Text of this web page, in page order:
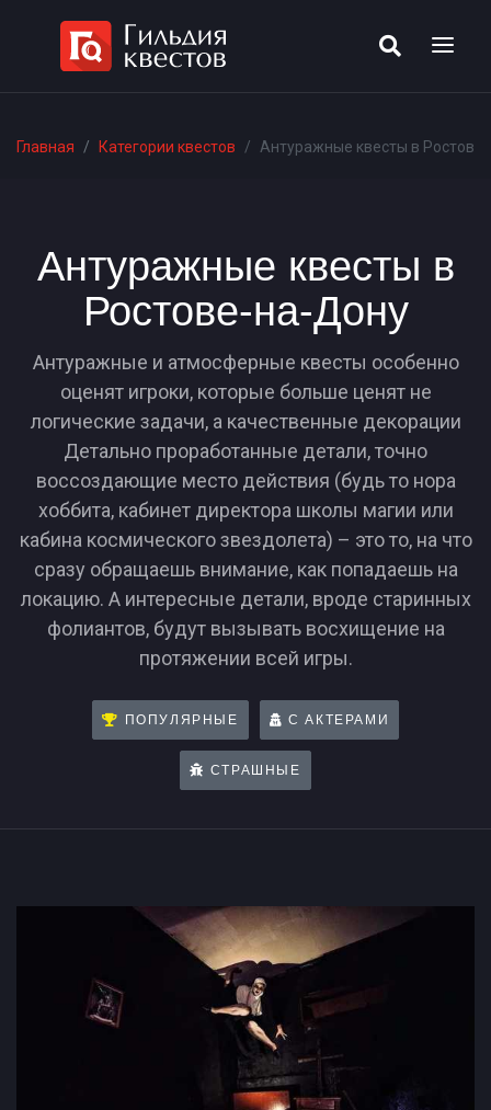
Главная Категории квестов Антуражные квесты в
Антуражные квесты в
Ростове-на-Дону
Антуражные и атмосферные квесты особенно
оценят игроки, которые больше ценят не
логические задачи, а качественные декорации
Детально проработанные детали, точно
воссоздающие место действия (будь то нора
хоббита, кабинет директора школы магии или
кабина космического звездолета) – это то, на что
сразу обращаешь внимание, как попадаешь на
локацию. А интересные детали, вроде старинных
фолиантов, будут вызывать восхищение на
протяжении всей игры.
ПОПУЛЯРНЫЕ С АКТЕРАМИ
СТРАШНЫЕ